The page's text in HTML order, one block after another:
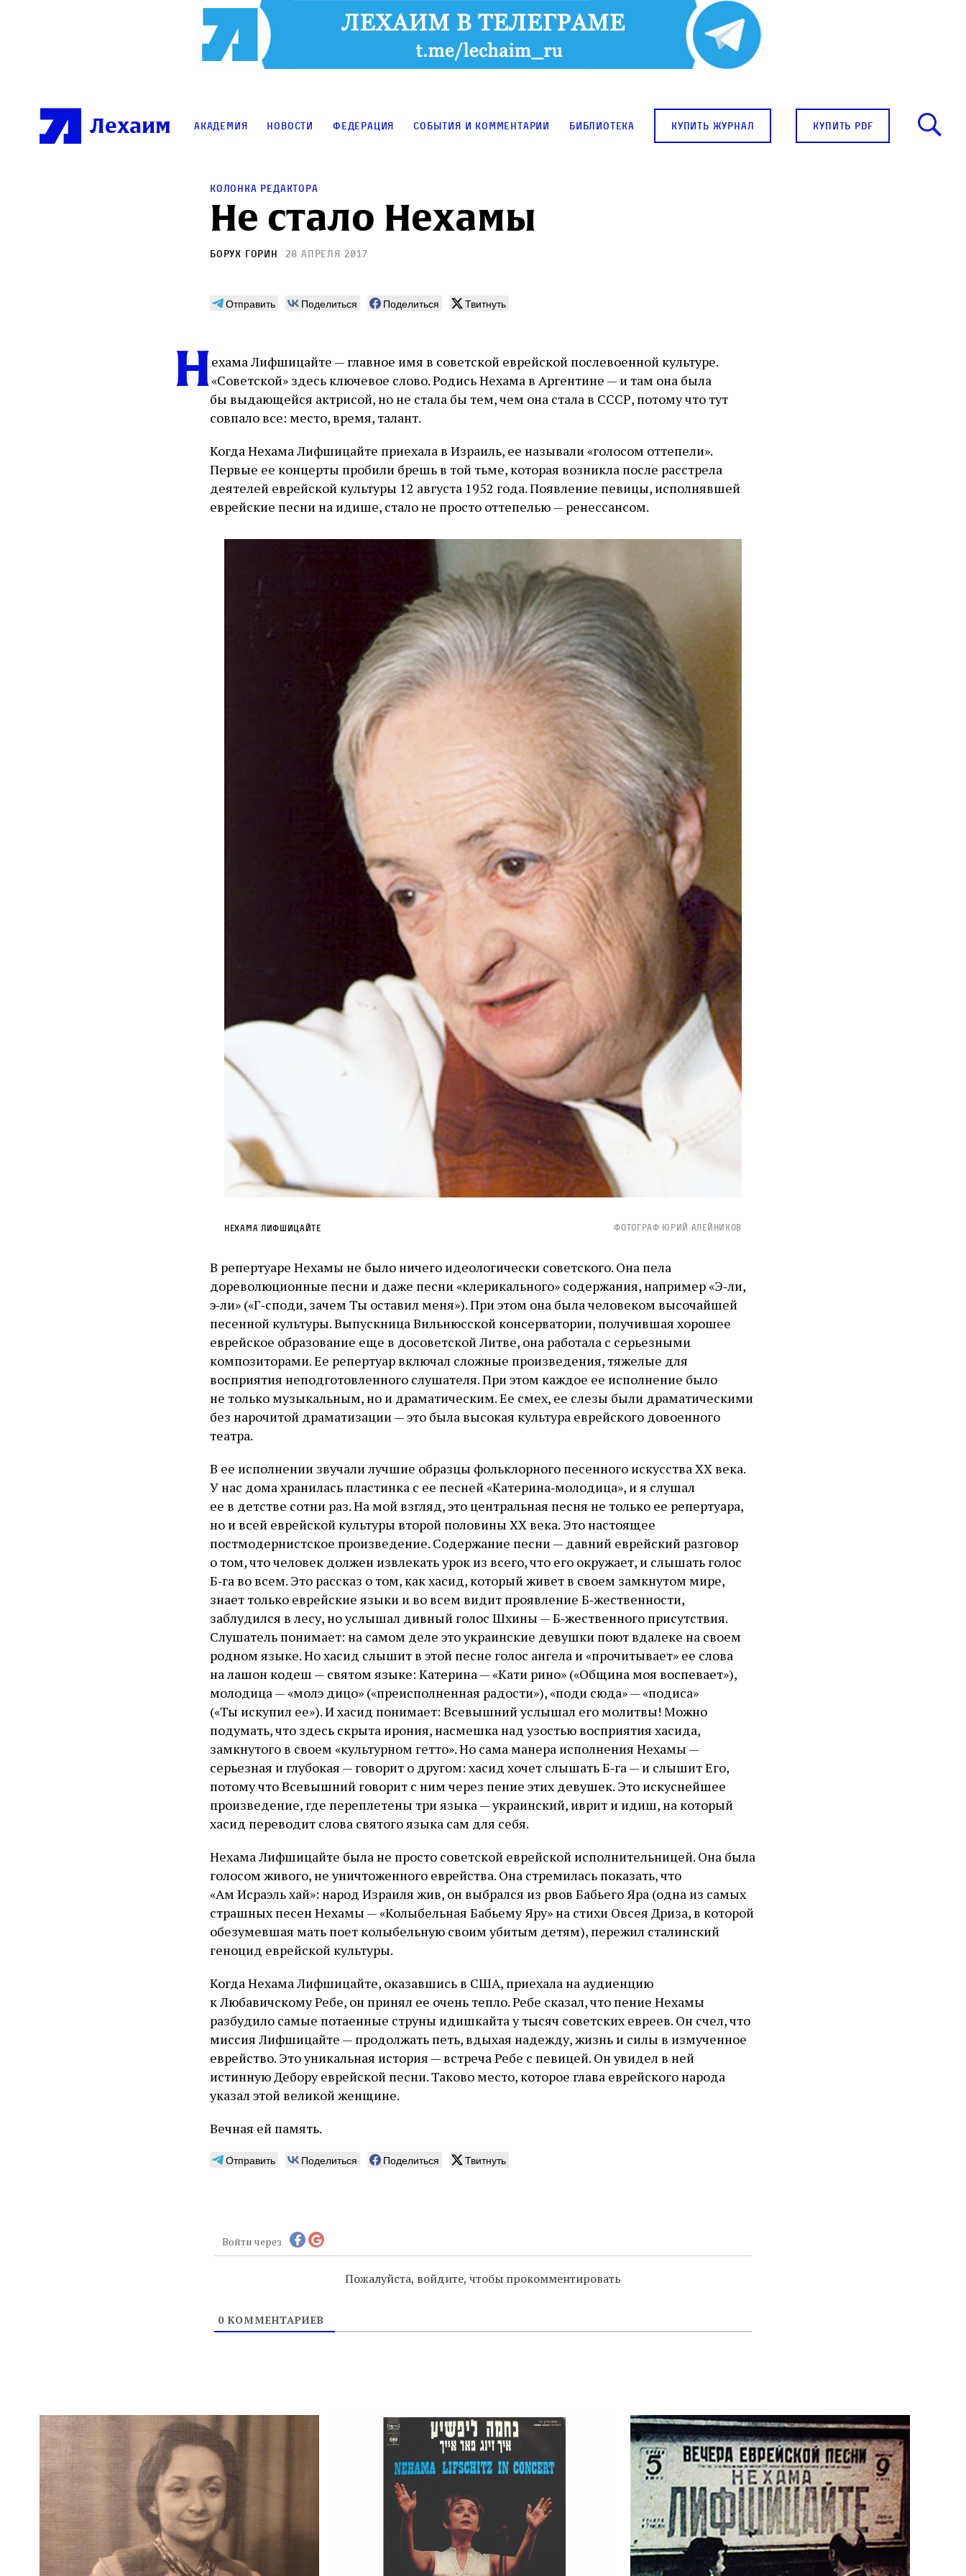
Лехаим Академия Новости Федерация События и комментарии Библиотека купить журнал купить pdf
Колонка редактора
Не стало Нехамы
Борух Горин 28 апреля 2017
Отправить Поделиться Поделиться Твитнуть
Нехама Лифшицайте — главное имя в советской еврейской послевоенной культуре.
«Советской» здесь ключевое слово. Родись Нехама в Аргентине — и там она была
бы выдающейся актрисой, но не стала бы тем, чем она стала в СССР, потому что тут
совпало все: место, время, талант.
Когда Нехама Лифшицайте приехала в Израиль, ее называли «голосом оттепели».
Первые ее концерты пробили брешь в той тьме, которая возникла после расстрела
деятелей еврейской культуры 12 августа 1952 года. Появление певицы, исполнявшей
еврейские песни на идише, стало не просто оттепелью — ренессансом.
Нехама Лифшицайте Фотограф Юрий Алейников
В репертуаре Нехамы не было ничего идеологически советского. Она пела
дореволюционные песни и даже песни «клерикального» содержания, например «Э‑ли,
э‑ли» («Г‑споди, зачем Ты оставил меня»). При этом она была человеком высочайшей
песенной культуры. Выпускница Вильнюсской консерватории, получившая хорошее
еврейское образование еще в досоветской Литве, она работала с серьезными
композиторами. Ее репертуар включал сложные произведения, тяжелые для
восприятия неподготовленного слушателя. При этом каждое ее исполнение было
не только музыкальным, но и драматическим. Ее смех, ее слезы были драматическими
без нарочитой драматизации — это была высокая культура еврейского довоенного
театра.
В ее исполнении звучали лучшие образцы фольклорного песенного искусства XX века.
У нас дома хранилась пластинка с ее песней «Катерина‑молодица», и я слушал
ее в детстве сотни раз. На мой взгляд, это центральная песня не только ее репертуара,
но и всей еврейской культуры второй половины XX века. Это настоящее
постмодернистское произведение. Содержание песни — давний еврейский разговор
о том, что человек должен извлекать урок из всего, что его окружает, и слышать голос
Б‑га во всем. Это рассказ о том, как хасид, который живет в своем замкнутом мире,
знает только еврейские языки и во всем видит проявление Б‑жественности,
заблудился в лесу, но услышал дивный голос Шхины — Б‑жественного присутствия.
Слушатель понимает: на самом деле это украинские девушки поют вдалеке на своем
родном языке. Но хасид слышит в этой песне голос ангела и «прочитывает» ее слова
на лашон кодеш — святом языке: Катерина — «Кати рино» («Община моя воспевает»),
молодица — «молэ дицо» («преисполненная радости»), «поди сюда» — «подиса»
(«Ты искупил ее»). И хасид понимает: Всевышний услышал его молитвы! Можно
подумать, что здесь скрыта ирония, насмешка над узостью восприятия хасида,
замкнутого в своем «культурном гетто». Но сама манера исполнения Нехамы —
серьезная и глубокая — говорит о другом: хасид хочет слышать Б‑га — и слышит Его,
потому что Всевышний говорит с ним через пение этих девушек. Это искуснейшее
произведение, где переплетены три языка — украинский, иврит и идиш, на который
хасид переводит слова святого языка сам для себя.
Нехама Лифшицайте была не просто советской еврейской исполнительницей. Она была
голосом живого, не уничтоженного еврейства. Она стремилась показать, что
«Ам Исраэль хай»: народ Израиля жив, он выбрался из рвов Бабьего Яра (одна из самых
страшных песен Нехамы — «Колыбельная Бабьему Яру» на стихи Овсея Дриза, в которой
обезумевшая мать поет колыбельную своим убитым детям), пережил сталинский
геноцид еврейской культуры.
Когда Нехама Лифшицайте, оказавшись в США, приехала на аудиенцию
к Любавичскому Ребе, он принял ее очень тепло. Ребе сказал, что пение Нехамы
разбудило самые потаенные струны идишкайта у тысяч советских евреев. Он счел, что
миссия Лифшицайте — продолжать петь, вдыхая надежду, жизнь и силы в измученное
еврейство. Это уникальная история — встреча Ребе с певицей. Он увидел в ней
истинную Дебору еврейской песни. Таково место, которое глава еврейского народа
указал этой великой женщине.
Вечная ей память.
Отправить Поделиться Поделиться Твитнуть
Войти через
Пожалуйста, войдите, чтобы прокомментировать
0 КОММЕНТАРИЕВ
Журнал ЛЕХАИМ в вашем email
Подпишитесь на рассылку журнала ЛЕХАИМ и получайте самые
интересные публикации с сайта по электронной почте
Подписаться